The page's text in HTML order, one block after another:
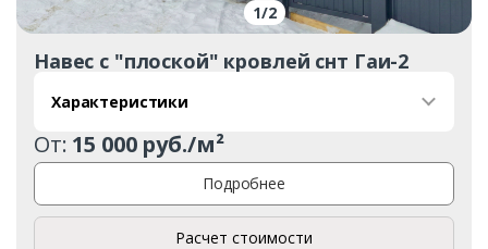
1/2
Навес с "плоской" кровлей снт Гаи-2
Характеристики
От: 15 000 руб./м²
Подробнее
Расчет стоимости